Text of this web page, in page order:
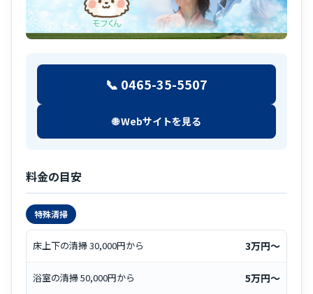
📞 0465-35-5507
🌐 Webサイトを見る
料金の目安
特殊清掃
床上下の清掃 30,000円から 3万円〜
浴室の清掃 50,000円から 5万円〜